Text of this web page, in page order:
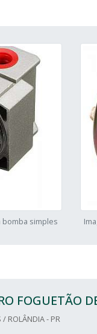
bomba simples
FOGUETÃO
/ ROLÂNDIA - PR